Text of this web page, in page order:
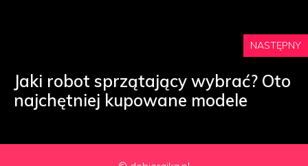
NASTĘPNY
Jaki robot sprzątający wybrać? Oto
najchętniej kupowane modele